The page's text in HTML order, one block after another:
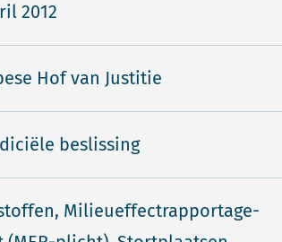
2012
Hof van Justitie
beslissing
Milieueffectrapportage-